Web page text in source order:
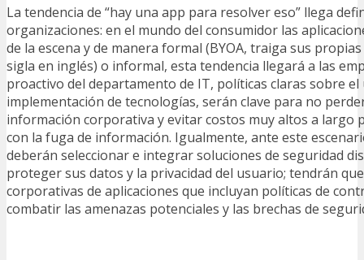
La tendencia de “hay una app para resolver eso” llega
organizaciones: en el mundo del consumidor las
de la escena y de manera formal (BYOA, traiga sus
sigla en inglés) o informal, esta tendencia llegará a las
proactivo del departamento de IT, políticas claras sobre el
implementación de tecnologías, serán clave para no
información corporativa y evitar costos muy altos a largo
con la fuga de información. Igualmente, ante este
deberán seleccionar e integrar soluciones de seguridad
proteger sus datos y la privacidad del usuario; tendrán
corporativas de aplicaciones que incluyan políticas de
combatir las amenazas potenciales y las brechas de